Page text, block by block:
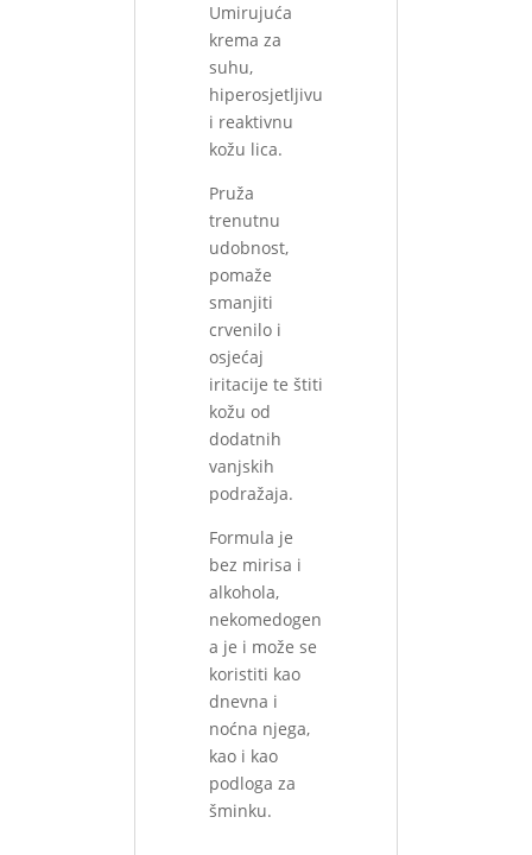
Umirujuća
krema za
suhu,
hiperosjetljivu
i reaktivnu
kožu lica.
Pruža
trenutnu
udobnost,
pomaže
smanjiti
crvenilo i
osjećaj
iritacije te štiti
kožu od
dodatnih
vanjskih
podražaja.
Formula je
bez mirisa i
alkohola,
nekomedogen
a je i može se
koristiti kao
dnevna i
noćna njega,
kao i kao
podloga za
šminku.